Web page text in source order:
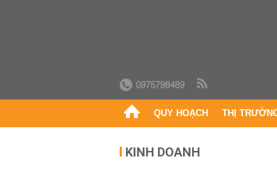
0975798489
QUY HOẠCH THỊ
KINH DOANH